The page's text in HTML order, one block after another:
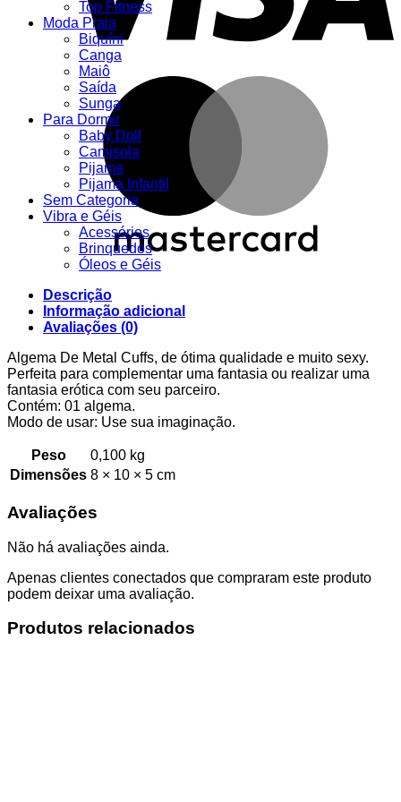
Top Fitness
Moda Praia
Biquíni
Canga
Maiô
Saída
Sunga
Para Dormir
Baby Doll
Camisola
Pijama
Pijama Infantil
Sem Categoria
Vibra e Géis
Acessórios
Brinquedos
Óleos e Géis
Descrição
Informação adicional
Avaliações (0)
Algema De Metal Cuffs, de ótima qualidade e muito sexy.
Perfeita para complementar uma fantasia ou realizar uma
fantasia erótica com seu parceiro.
Contém: 01 algema.
Modo de usar: Use sua imaginação.
Peso
0,100 kg
Dimensões 8 × 10 × 5 cm
Avaliações
Não há avaliações ainda.
Apenas clientes conectados que compraram este produto
podem deixar uma avaliação.
Produtos relacionados